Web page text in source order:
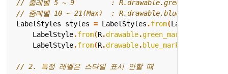
LabelStyles styles = LabelStyles .from(LabelStyle
LabelStyle.from(R.drawable.green_marker
LabelStyle.from(R.drawable. blue_marker